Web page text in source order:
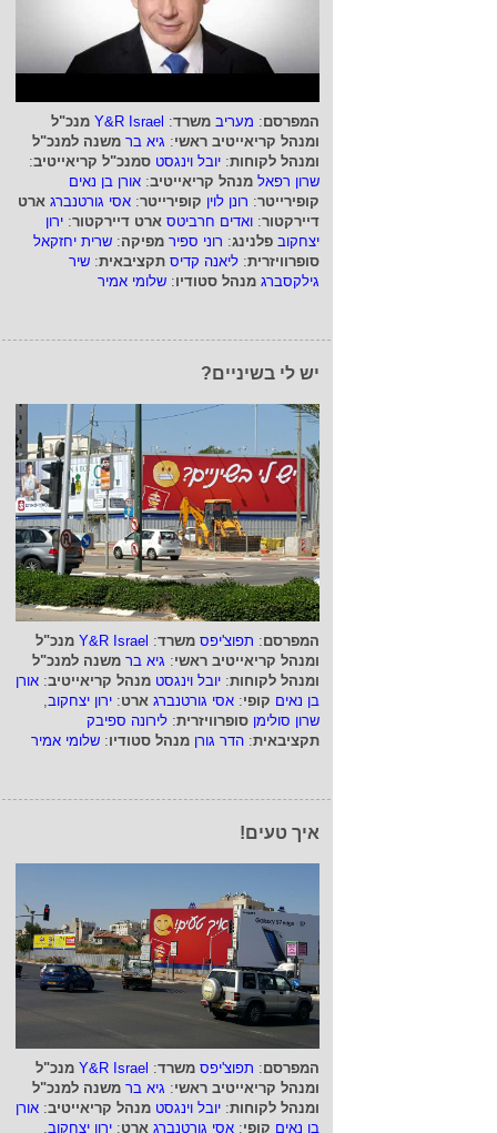
המפרסם: מעריב משרד:
Y&R Israel מנכ"ל
ומנהל קריאייטיב ראשי: גיא בר משנה למנכ"ל
ומנהל לקוחות: יובל וינגסט סמנכ"ל קריאייטיב:
שרון רפאל מנהל קריאייטיב: אורן בן נאים
קופירייטר: רונן לוין קופירייטר: אסי גורטנברג ארט
דיירקטור: ואדים חרביטס ארט דיירקטור: ירון
יצחקוב פלנינג: רוני ספיר מפיקה: שרית יחזקאל
סופרוויזרית: ליאנה קדיס תקציבאית: שיר
גילקסברג מנהל סטודיו: שלומי אמיר
יש לי בשיניים?
המפרסם: תפוצ'יפס משרד:
Y&R Israel מנכ"ל
ומנהל קריאייטיב ראשי: גיא בר משנה למנכ"ל
ומנהל לקוחות: יובל וינגסט מנהל קריאייטיב: אורן
בן נאים קופי: אסי גורטנברג ארט: ירון יצחקוב,
שרון סולימן סופרוויזרית: לירונה ספיבק
תקציבאית: הדר גורן מנהל סטודיו: שלומי אמיר
איך טעים!
המפרסם: תפוצ'יפס משרד:
Y&R Israel מנכ"ל
ומנהל קריאייטיב ראשי: גיא בר משנה למנכ"ל
ומנהל לקוחות: יובל וינגסט מנהל קריאייטיב: אורן
בן נאים קופי: אסי גורטנברג ארט: ירון יצחקוב,